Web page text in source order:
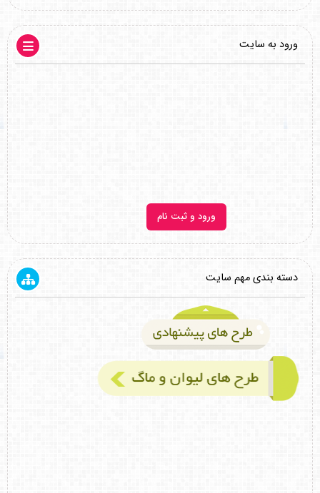
ورود به سایت
ورود و ثبت نام
دسته بندی مهم سایت